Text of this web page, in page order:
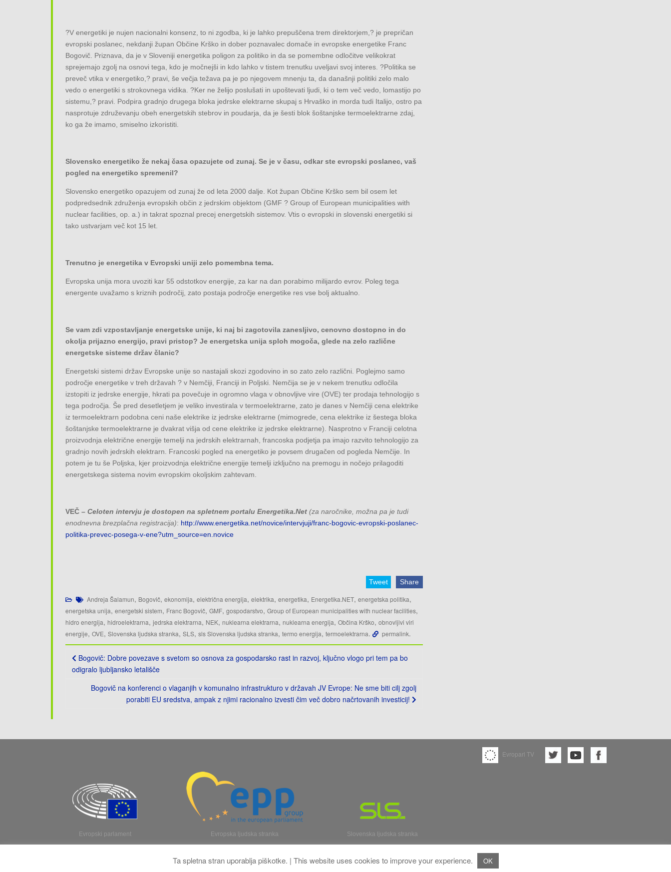
?V energetiki je nujen nacionalni konsenz, to ni zgodba, ki je lahko prepuščena trem direktorjem,? je prepričan
evropski poslanec, nekdanji župan Občine Krško in dober poznavalec domače in evropske energetike Franc
Bogovič. Priznava, da je v Sloveniji energetika poligon za politiko in da se pomembne odločitve velikokrat
sprejemajo zgolj na osnovi tega, kdo je močnejši in kdo lahko v tistem trenutku uveljavi svoj interes. ?Politika se
preveč vtika v energetiko,? pravi, še večja težava pa je po njegovem mnenju ta, da današnji politiki zelo malo
vedo o energetiki s strokovnega vidika. ?Ker ne želijo poslušati in upoštevati ljudi, ki o tem več vedo, lomastijo po
sistemu,? pravi. Podpira gradnjo drugega bloka jedrske elektrarne skupaj s Hrvaško in morda tudi Italijo, ostro pa
nasprotuje združevanju obeh energetskih stebrov in poudarja, da je šesti blok šoštanjske termoelektrarne zdaj,
ko ga že imamo, smiselno izkoristiti.
Slovensko energetiko že nekaj časa opazujete od zunaj. Se je v času, odkar ste evropski poslanec, vaš
pogled na energetiko spremenil?
Slovensko energetiko opazujem od zunaj že od leta 2000 dalje. Kot župan Občine Krško sem bil osem let
podpredsednik združenja evropskih občin z jedrskim objektom (GMF ? Group of European municipalities with
nuclear facilities, op. a.) in takrat spoznal precej energetskih sistemov. Vtis o evropski in slovenski energetiki si
tako ustvarjam več kot 15 let.
Trenutno je energetika v Evropski uniji zelo pomembna tema.
Evropska unija mora uvoziti kar 55 odstotkov energije, za kar na dan porabimo milijardo evrov. Poleg tega
energente uvažamo s kriznih področij, zato postaja področje energetike res vse bolj aktualno.
Se vam zdi vzpostavljanje energetske unije, ki naj bi zagotovila zanesljivo, cenovno dostopno in do
okolja prijazno energijo, pravi pristop? Je energetska unija sploh mogoča, glede na zelo različne
energetske sisteme držav članic?
Energetski sistemi držav Evropske unije so nastajali skozi zgodovino in so zato zelo različni. Poglejmo samo
področje energetike v treh državah ? v Nemčiji, Franciji in Poljski. Nemčija se je v nekem trenutku odločila
izstopiti iz jedrske energije, hkrati pa povečuje in ogromno vlaga v obnovljive vire (OVE) ter prodaja tehnologijo s
tega področja. Še pred desetletjem je veliko investirala v termoelektrarne, zato je danes v Nemčiji cena elektrike
iz termoelektrarn podobna ceni naše elektrike iz jedrske elektrarne (mimogrede, cena elektrike iz šestega bloka
šoštanjske termoelektrarne je dvakrat višja od cene elektrike iz jedrske elektrarne). Nasprotno v Franciji celotna
proizvodnja električne energije temelji na jedrskih elektrarnah, francoska podjetja pa imajo razvito tehnologijo za
gradnjo novih jedrskih elektrarn. Francoski pogled na energetiko je povsem drugačen od pogleda Nemčije. In
potem je tu še Poljska, kjer proizvodnja električne energije temelji izključno na premogu in nočejo prilagoditi
energetskega sistema novim evropskim okoljskim zahtevam.
VEČ – Celoten intervju je dostopen na spletnem portalu Energetika.Net (za naročnike, možna pa je tudi
enodnevna brezplačna registracija): http://www.energetika.net/novice/intervjuji/franc-bogovic-evropski-poslanec-
politika-prevec-posega-v-ene?utm_source=en.novice
Tweet Share
Andreja Šalamun, Bogovič, ekonomija, električna energija, elektrika, energetika, Energetika.NET, energetska politika,
energetska unija, energetski sistem, Franc Bogovič, GMF, gospodarstvo, Group of European municipalities with nuclear facilities,
hidro energija, hidroelektrarna, jedrska elektrarna, NEK, nuklearna elektrarna, nuklearna energija, Občina Krško, obnovljivi viri
energije, OVE, Slovenska ljudska stranka, SLS, sls Slovenska ljudska stranka, termo energija, termoelektrarna. permalink.
Post
navigation
Bogovič: Dobre povezave s svetom so osnova za gospodarsko rast in razvoj, ključno vlogo pri tem pa bo
odigralo ljubljansko letališče
Bogovič na konferenci o vlaganjih v komunalno infrastrukturo v državah JV Evrope: Ne sme biti cilj zgolj
porabiti EU sredstva, ampak z njimi racionalno izvesti čim več dobro načrtovanih investicij!
Evropski parlament Evropska ljudska stranka Slovenska ljudska stranka
Evroparl TV
Ta spletna stran uporablja piškotke. | This website uses cookies to improve your experience. OK